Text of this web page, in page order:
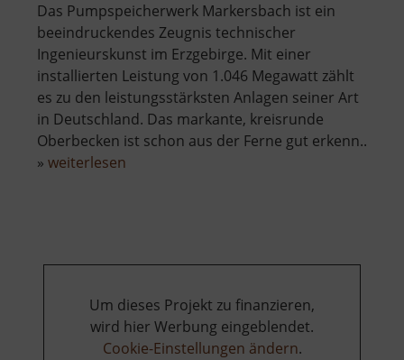
Das Pumpspeicherwerk Markersbach ist ein
beeindruckendes Zeugnis technischer
Ingenieurskunst im Erzgebirge. Mit einer
installierten Leistung von 1.046 Megawatt zählt
es zu den leistungsstärksten Anlagen seiner Art
in Deutschland. Das markante, kreisrunde
Oberbecken ist schon aus der Ferne gut erkenn..
» weiterlesen
Um dieses Projekt zu finanzieren,
wird hier Werbung eingeblendet.
Cookie-Einstellungen ändern.